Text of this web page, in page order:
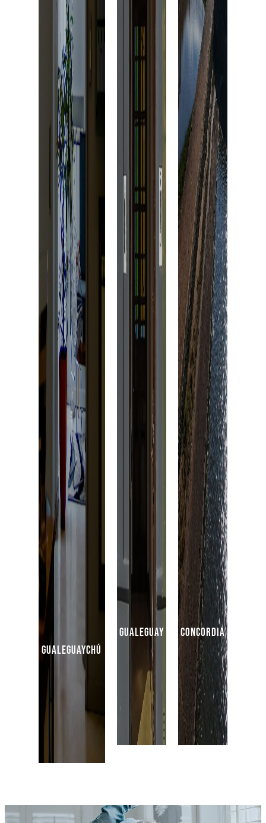
gualeguaychú
gualeguay concordia